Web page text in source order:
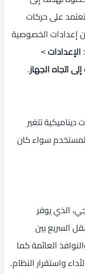
تعتمد على حركات
إعدادات الخصوصية
الإعدادات>
اتجاه الجهاز.
تتغير
سواء كان
الذي يوفر
السريع بين
العائمة كما
واستقرار النظام.